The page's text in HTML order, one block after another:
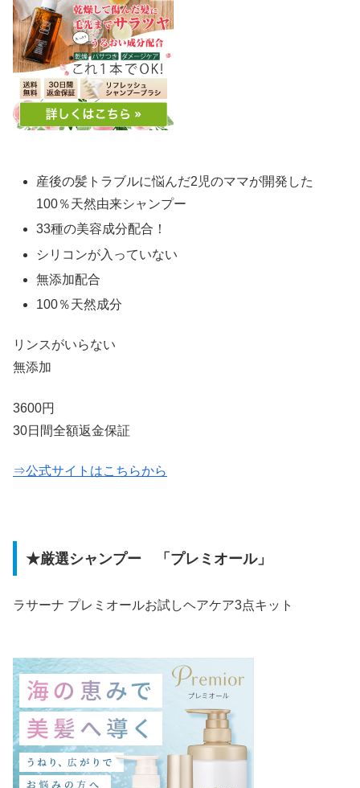
産後の髪トラブルに悩んだ2児のママが開発した
100％天然由来シャンプー
33種の美容成分配合！
シリコンが入っていない
無添加配合
100％天然成分
リンスがいらない
無添加
3600円
30日間全額返金保証
⇒公式サイトはこちらから
★厳選シャンプー 「プレミオール」
ラサーナ プレミオールお試しヘアケア3点キット